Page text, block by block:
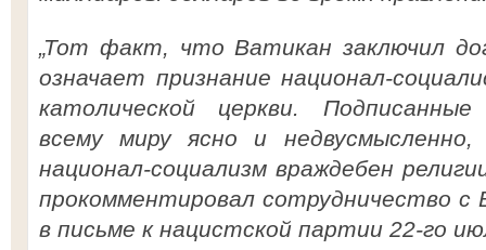
„Тот факт, что Ватикан заключил
означает признание национал-
католической церкви.
всему миру ясно и
национал-социализм враждебен
прокомментировал сотрудничество
в письме к нацистской партии 22-го